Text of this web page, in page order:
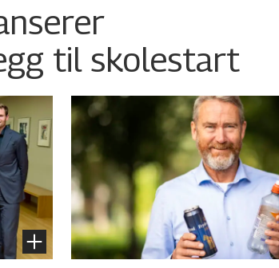
til skolestart